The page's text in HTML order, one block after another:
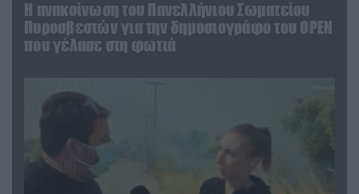
Η ανακοίνωση του Πανελλήνιου Σωματείου
Πυροσβεστών για την δημοσιογράφο του OPEN
που γέλασε στη φωτιά